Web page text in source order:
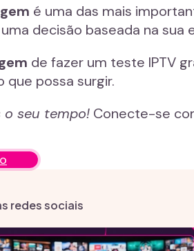
é uma das mais
decisão baseada na sua
de fazer um teste IPTV
possa surgir.
o seu tempo! Conecte-se
redes sociais